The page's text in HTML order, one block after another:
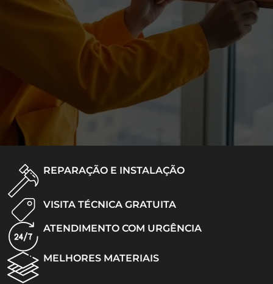
REPARAÇÃO E INSTALAÇÃO
VISITA TÉCNICA GRATUITA
ATENDIMENTO COM URGÊNCIA
MELHORES MATERIAIS